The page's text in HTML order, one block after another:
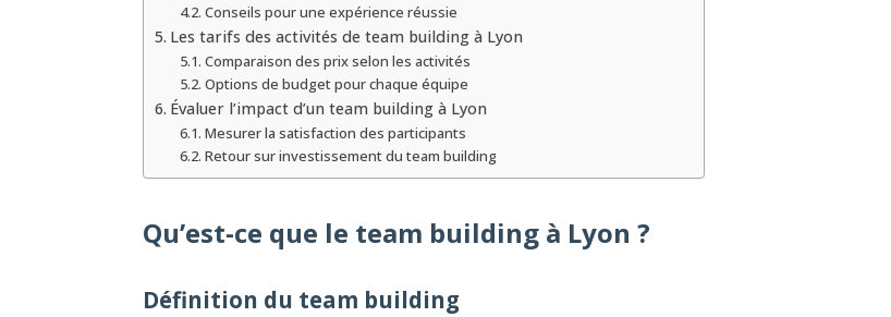
Conseils pour une expérience réussie
Les tarifs des activités de team building à Lyon
Comparaison des prix selon les activités
Options de budget pour chaque équipe
Évaluer l’impact d’un team building à Lyon
Mesurer la satisfaction des participants
Retour sur investissement du team building
Qu’est-ce que le team building à Lyon ?
Définition du team building